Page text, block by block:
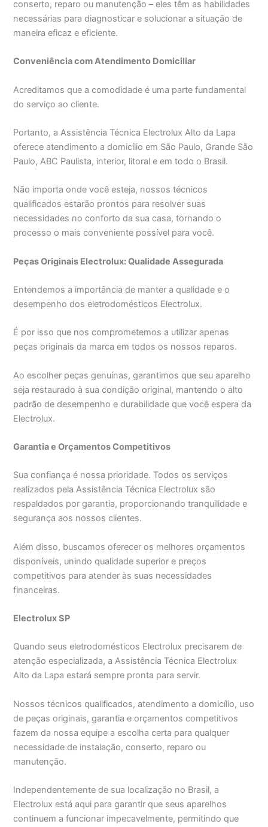
conserto, reparo ou manutenção – eles têm as habilidades
necessárias para diagnosticar e solucionar a situação de
maneira eficaz e eficiente.
Conveniência com Atendimento Domiciliar
Acreditamos que a comodidade é uma parte fundamental
do serviço ao cliente.
Portanto, a Assistência Técnica Electrolux Alto da Lapa
oferece atendimento a domicílio em São Paulo, Grande São
Paulo, ABC Paulista, interior, litoral e em todo o Brasil.
Não importa onde você esteja, nossos técnicos
qualificados estarão prontos para resolver suas
necessidades no conforto da sua casa, tornando o
processo o mais conveniente possível para você.
Peças Originais Electrolux: Qualidade Assegurada
Entendemos a importância de manter a qualidade e o
desempenho dos eletrodomésticos Electrolux.
É por isso que nos comprometemos a utilizar apenas
peças originais da marca em todos os nossos reparos.
Ao escolher peças genuínas, garantimos que seu aparelho
seja restaurado à sua condição original, mantendo o alto
padrão de desempenho e durabilidade que você espera da
Electrolux.
Garantia e Orçamentos Competitivos
Sua confiança é nossa prioridade. Todos os serviços
realizados pela Assistência Técnica Electrolux são
respaldados por garantia, proporcionando tranquilidade e
segurança aos nossos clientes.
Além disso, buscamos oferecer os melhores orçamentos
disponíveis, unindo qualidade superior e preços
competitivos para atender às suas necessidades
financeiras.
Electrolux SP
Quando seus eletrodomésticos Electrolux precisarem de
atenção especializada, a Assistência Técnica Electrolux
Alto da Lapa estará sempre pronta para servir.
Nossos técnicos qualificados, atendimento a domicílio, uso
de peças originais, garantia e orçamentos competitivos
fazem da nossa equipe a escolha certa para qualquer
necessidade de instalação, conserto, reparo ou
manutenção.
Independentemente de sua localização no Brasil, a
Electrolux está aqui para garantir que seus aparelhos
continuem a funcionar impecavelmente, permitindo que